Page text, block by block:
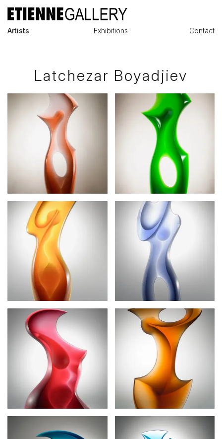
Artists Exhibitions Contact
Latchezar Boyadjiev